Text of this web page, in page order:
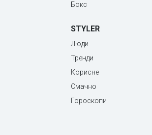
Бокс
STYLER
Люди
Тренди
Корисне
Смачно
Гороскопи